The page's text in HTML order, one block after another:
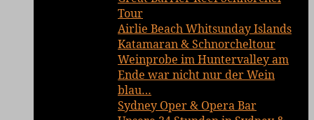
Tour
Airlie Beach Whitsunday Islands
Katamaran & Schnorcheltour
Weinprobe im Huntervalley am
Ende war nicht nur der Wein
blau…
Sydney Oper & Opera Bar